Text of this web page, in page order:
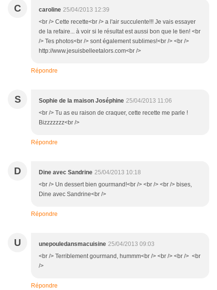
C caroline 25/04/2013 12:39
<br /> Cette recette<br /> a l'air succulente!!! Je vais essayer
de la refaire... à voir si le résultat est aussi bon que le tien! <br
/> Tes photos<br /> sont également sublimes!<br /> <br />
http://www.jesuisbelleetalors.com<br />
Répondre
S Sophie de la maison Joséphine 25/04/2013 11:06
<br /> Tu as eu raison de craquer, cette recette me parle !
Bizzzzzzz<br />
Répondre
D Dine avec Sandrine 25/04/2013 10:18
<br /> Un dessert bien gourmand!<br /> <br /> <br /> bises,
Dine avec Sandrine<br />
Répondre
U unepouledansmacuisine 25/04/2013 09:03
<br /> Terriblement gourmand, hummm<br /> <br /> <br /> <br
/>
Répondre